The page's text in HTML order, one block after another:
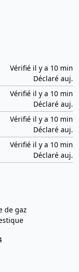
Vérifié il y a 10 min
Déclaré auj.
Vérifié il y a 10 min
Déclaré auj.
Vérifié il y a 10 min
Déclaré auj.
Vérifié il y a 10 min
Déclaré auj.
de gaz